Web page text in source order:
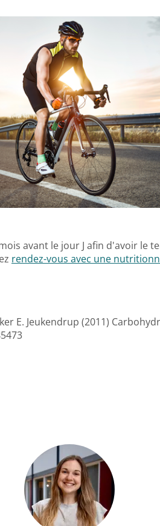
avant le jour J afin d'avoir le
rendez-vous avec une
E. Jeukendrup (2011)